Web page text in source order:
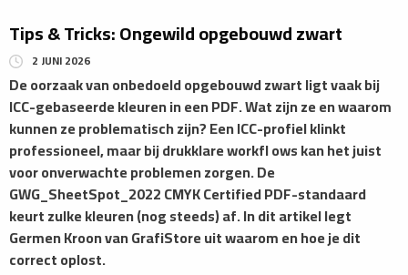
Tips & Tricks: Ongewild opgebouwd zwart
2 JUNI 2026
De oorzaak van onbedoeld opgebouwd zwart ligt vaak bij
ICC-gebaseerde kleuren in een PDF. Wat zijn ze en waarom
kunnen ze problematisch zijn? Een ICC-profiel klinkt
professioneel, maar bij drukklare workfl ows kan het juist
voor onverwachte problemen zorgen. De
GWG_SheetSpot_2022 CMYK Certified PDF-standaard
keurt zulke kleuren (nog steeds) af. In dit artikel legt
Germen Kroon van GrafiStore uit waarom en hoe je dit
correct oplost.